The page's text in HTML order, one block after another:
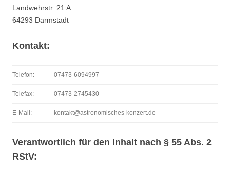
Landwehrstr. 21 A
64293 Darmstadt
Kontakt:
Telefon: 07473-6094997
Telefax: 07473-2745430
E-Mail: kontakt@astronomisches-konzert.de
Verantwortlich für den Inhalt nach § 55 Abs. 2
RStV: